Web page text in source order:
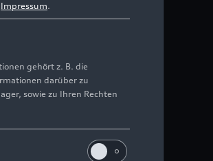
Impressum.
gehört z. B. die
darüber zu
sowie zu Ihren Rechten